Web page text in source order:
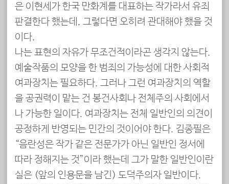
은 이현세가 한국 만화계를 대표하는 작가라서 유죄
판결한다 했는데, 그렇다면 오히려 관대해야 했을 것
이다.
나는 표현의 자유가 무조건적이라곤 생각지 않는다.
예술작품의 모양을 한 범죄의 가능성에 대한 사회적
여과장치는 필요하다. 그러나 그런 여과장치의 역할
을 공권력이 맡는 건 봉건사회나 전체주의 사회에서
나 가능한 일이다. 여과장치는 전체 일반인의 의견이
공정하게 반영되는 민간의 것이어야 한다. 김종필은
“음란성은 작가 같은 전문가가 아닌 일반인 정서에
따라 정해지는 것”이라 했는데 그가 말한 일반인이란
실은 (앞의 인용문을 남긴) 도덕주의자 일반이다.